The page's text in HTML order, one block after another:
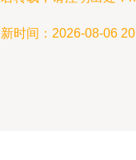
时间：2026-08-06